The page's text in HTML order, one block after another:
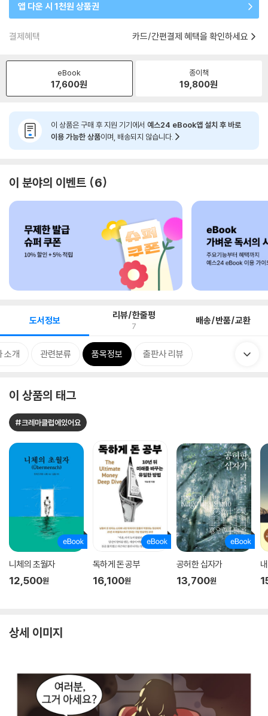
앱 다운 시 1천원 상품권
결제혜택 카드/간편결제 혜택을 확인하세요
eBook
17,600원
종이책
19,800원
이 상품은 구매 후 지원 기기에서 예스24 eBook앱 설치 후 바로
이용 가능한 상품이며, 배송되지 않습니다.
이 분야의 이벤트 6
도서정보 리뷰/한줄평
7 배송/반품/교환
소개 관련분류 품목정보 출판사 리뷰
이 상품의 태그
#크레마클럽에있어요
니체의 초월자
12,500원
독하게 돈 공부
16,100원
공허한 십자가
13,700원
상세 이미지